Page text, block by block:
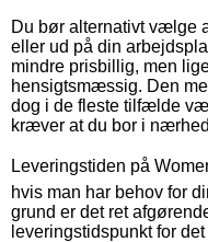
Du bør alternativt vælge
eller ud på din
mindre prisbillig, men
hensigtsmæssig. Den
dog i de fleste tilfælde
kræver at du bor i
Leveringstiden på
hvis man har behov for
grund er det ret
leveringstidspunkt for